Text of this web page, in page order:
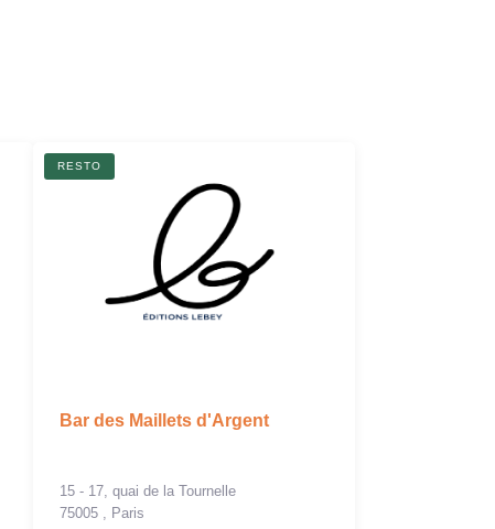
RESTO
Bar des Maillets d'Argent
15 - 17, quai de la Tournelle
75005 , Paris